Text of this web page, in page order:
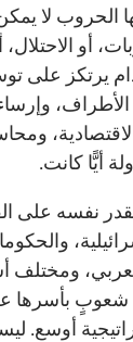
الحروب لا يمكن
أو الاحتلال،
يرتكز على
أيًّا كانت.
نفسه على
ومختلف
شعوبٍ بأسرها
أوسع.